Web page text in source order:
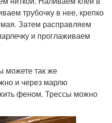
трубочку в нее, крепко
Затем расправляем
и проглаживаем
можете так же
и через марлю
феном. Трессы можно